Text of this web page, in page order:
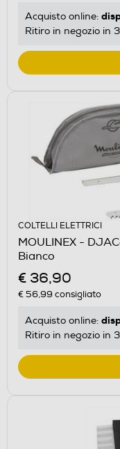
Acquisto online:
Ritiro in negozio in
COLTELLI ELETTRICI
MOULINEX -
Bianco
€ 36,90
€ 56,99 consigliato
Acquisto online:
Ritiro in negozio in